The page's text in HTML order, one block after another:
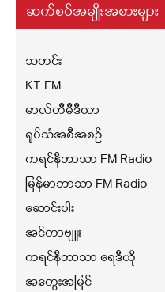
ဆက်စပ်အမျိုးအစားများ
သတင်း
KT FM
မာလ်တီမီဒီယာ
ရုပ်သံအစီအစဉ်
ကရင်နီဘာသာ FM Radio
မြန်မာဘာသာ FM Radio
ဆောင်းပါး
အင်တာဗျူး
ကရင်နီဘာသာ ရေဒီယို
အတွေးအမြင်